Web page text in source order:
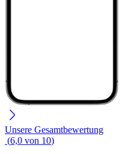
Unsere Gesamtbewertung
(6,0 von 10)